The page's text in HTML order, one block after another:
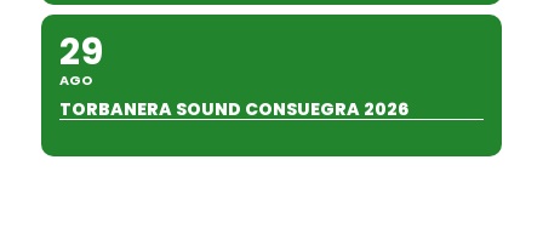
29
AGO
TORBANERA SOUND CONSUEGRA 2026